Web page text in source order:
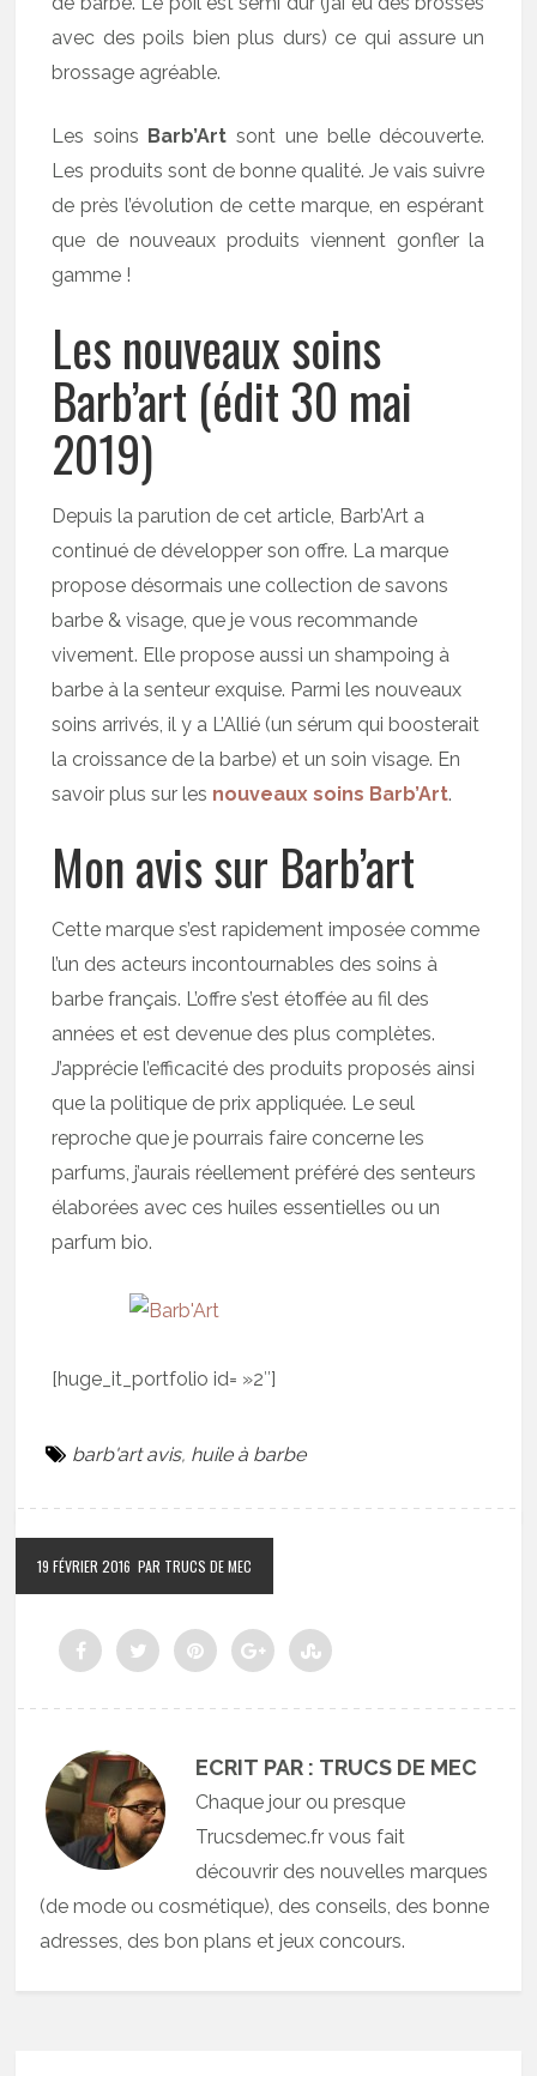
avec des poils bien plus durs) ce qui assure un
brossage agréable.
Les soins Barb’Art sont une belle découverte.
Les produits sont de bonne qualité. Je vais suivre
de près l’évolution de cette marque, en espérant
que de nouveaux produits viennent gonfler la
gamme !
Les nouveaux soins
Barb’art (édit 30 mai
2019)
Depuis la parution de cet article, Barb’Art a
continué de développer son offre. La marque
propose désormais une collection de savons
barbe & visage, que je vous recommande
vivement. Elle propose aussi un shampoing à
barbe à la senteur exquise. Parmi les nouveaux
soins arrivés, il y a L’Allié (un sérum qui boosterait
la croissance de la barbe) et un soin visage. En
savoir plus sur les nouveaux soins Barb’Art.
Mon avis sur Barb’art
Cette marque s’est rapidement imposée comme
l’un des acteurs incontournables des soins à
barbe français. L’offre s’est étoffée au fil des
années et est devenue des plus complètes.
J’apprécie l’efficacité des produits proposés ainsi
que la politique de prix appliquée. Le seul
reproche que je pourrais faire concerne les
parfums, j’aurais réellement préféré des senteurs
élaborées avec ces huiles essentielles ou un
parfum bio.
[huge_it_portfolio id= »2″]
barb'art avis, huile à barbe
19 FÉVRIER 2016 PAR TRUCS DE MEC
ECRIT PAR : TRUCS DE MEC
Chaque jour ou presque
Trucsdemec.fr vous fait
découvrir des nouvelles marques
(de mode ou cosmétique), des conseils, des bonne
adresses, des bon plans et jeux concours.